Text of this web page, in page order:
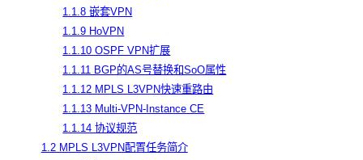
1.1.8 嵌套VPN
1.1.9 HoVPN
1.1.10 OSPF VPN扩展
1.1.11 BGP的AS号替换和SoO属性
1.1.12 MPLS L3VPN快速重路由
1.1.13 Multi-VPN-Instance CE
1.1.14 协议规范
1.2 MPLS L3VPN配置任务简介